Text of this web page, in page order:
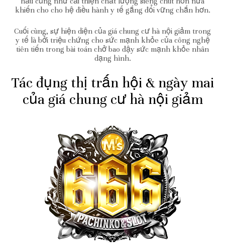
khiến cho cho hệ điều hành y tế gắng đổi vững chắn hơn.
Cuối cùng, sự hiện diện của giá chung cư hà nội giảm trong
y tế là bởi triệu chứng cho sức mạnh khỏe của công nghệ
tiên tiến trong bài toán chở bao đậy sức mạnh khỏe nhân
dạng hình.
Tác đụng thị trấn hội & ngày mai
của giá chung cư hà nội giảm